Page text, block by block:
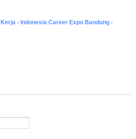
- Indonesia Career Expo Bandung -